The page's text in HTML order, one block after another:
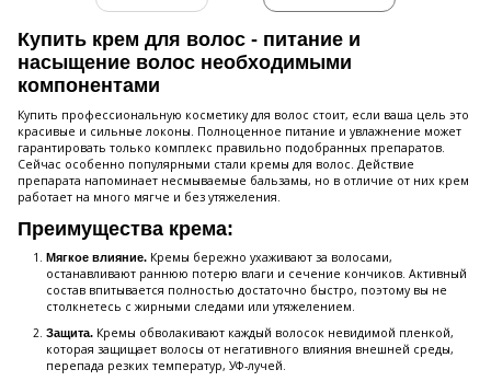
Купить крем для волос - питание и
насыщение волос необходимыми
компонентами
Купить профессиональную косметику для волос стоит, если ваша цель это
красивые и сильные локоны. Полноценное питание и увлажнение может
гарантировать только комплекс правильно подобранных препаратов.
Сейчас особенно популярными стали кремы для волос. Действие
препарата напоминает несмываемые бальзамы, но в отличие от них крем
работает на много мягче и без утяжеления.
Преимущества крема:
Мягкое влияние. Кремы бережно ухаживают за волосами,
останавливают раннюю потерю влаги и сечение кончиков. Активный
состав впитывается полностью достаточно быстро, поэтому вы не
столкнетесь с жирными следами или утяжелением.
Защита. Кремы обволакивают каждый волосок невидимой пленкой,
которая защищает волосы от негативного влияния внешней среды,
перепада резких температур, УФ-лучей.